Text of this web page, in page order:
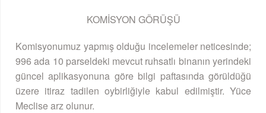
KOMİSYON GÖRÜŞÜ
Komisyonumuz yapmış olduğu incelemeler neticesinde;
996 ada 10 parseldeki mevcut ruhsatlı binanın yerindeki
güncel aplikasyonuna göre bilgi paftasında görüldüğü
üzere itiraz tadilen oybirliğiyle kabul edilmiştir. Yüce
Meclise arz olunur.